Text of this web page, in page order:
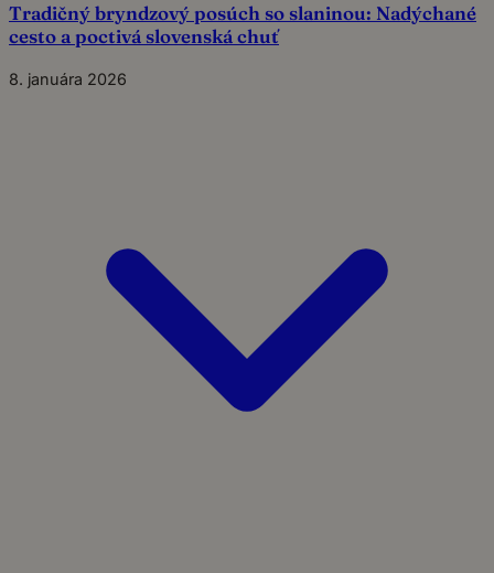
Tradičný bryndzový posúch so slaninou: Nadýchané
cesto a poctivá slovenská chuť
8. januára 2026